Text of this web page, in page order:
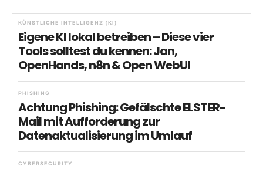
KÜNSTLICHE INTELLIGENZ (KI)
Eigene KI lokal betreiben – Diese vier
Tools solltest du kennen: Jan,
OpenHands, n8n & Open WebUI
PHISHING
Achtung Phishing: Gefälschte ELSTER-
Mail mit Aufforderung zur
Datenaktualisierung im Umlauf
CYBERSECURITY